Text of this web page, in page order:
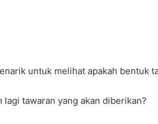
untuk melihat apakah
lagi tawaran yang akan diberikan?